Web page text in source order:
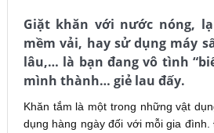
Giặt khăn với nước nóng,
mềm vải, hay sử dụng máy
lâu,… là bạn đang vô tình
mình thành… giẻ lau đấy.
Khăn tắm là một trong những vật
dụng hàng ngày đối với mỗi gia